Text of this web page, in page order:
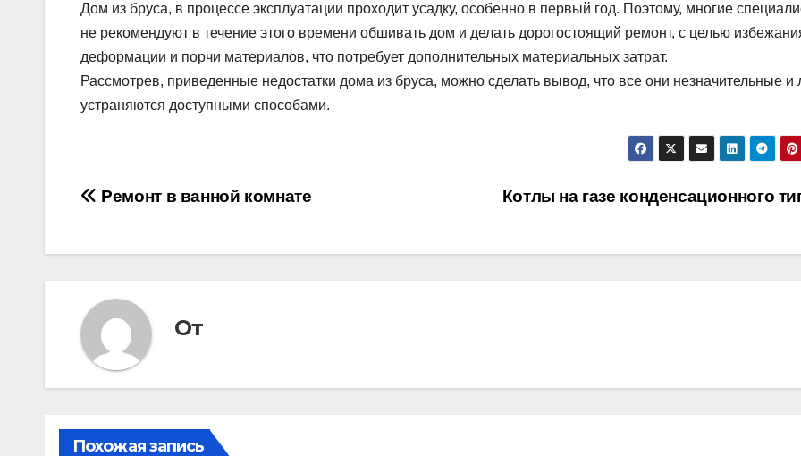
Дом из бруса, в процессе эксплуатации проходит усадку, особенно в первый год. Поэтому, многие
не рекомендуют в течение этого времени обшивать дом и делать дорогостоящий ремонт, с целью
деформации и порчи материалов, что потребует дополнительных материальных затрат.
Рассмотрев, приведенные недостатки дома из бруса, можно сделать вывод, что все они незначительные и
устраняются доступными способами.
Навигация
Котлы на газе конденсационного
Ремонт в ванной комнате
От
Похожая запись